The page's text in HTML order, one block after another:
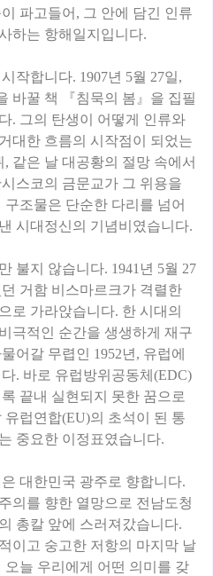
파고들어, 그 안에 담긴 인류
하는 항해일지입니다.
작합니다. 1907년 5월 27일,
바꿀 책 『침묵의 봄』을 집필
. 그의 탄생이 어떻게 인류와
대한 흐름의 시작점이 되었는
같은 날 대공황의 절망 속에서
스코의 금문교가 그 위용을
조물은 단순한 다리를 넘어
시대정신의 기념비였습니다.
불지 않습니다. 1941년 5월 27
거함 비스마르크가 격렬한
로 가라앉습니다. 한 시대의
극적인 순간을 생생하게 재구
어갈 무렵인 1952년, 유럽에
. 바로 유럽방위공동체(EDC)
끝내 실현되지 못한 꿈으로
럽연합(EU)의 초석이 된 통
중요한 이정표였습니다.
대한민국 광주로 향합니다.
의를 향한 열망으로 전남도청
총칼 앞에 스러져갔습니다.
이고 숭고한 저항의 마지막 날
늘 우리에게 어떤 의미를 갖